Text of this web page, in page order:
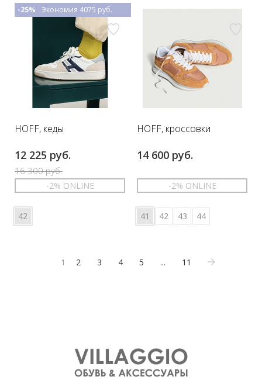
HOFF, кеды
12 225 руб.
16 300 руб.
-25% Экономия 4075 руб.
-2% ONLINE
42
HOFF, кроссовки
14 600 руб.
-2% ONLINE
41 42 43 44
1 2 3 4 5 ... 11